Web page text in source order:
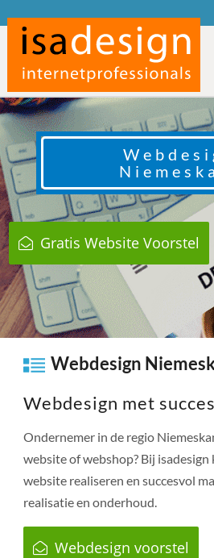
Gratis Website Voorstel
Webdesign
Webdesign met
Ondernemer in de regio
website of webshop? Bij
website realiseren en succesvol
realisatie en onderhoud.
Webdesign voorstel